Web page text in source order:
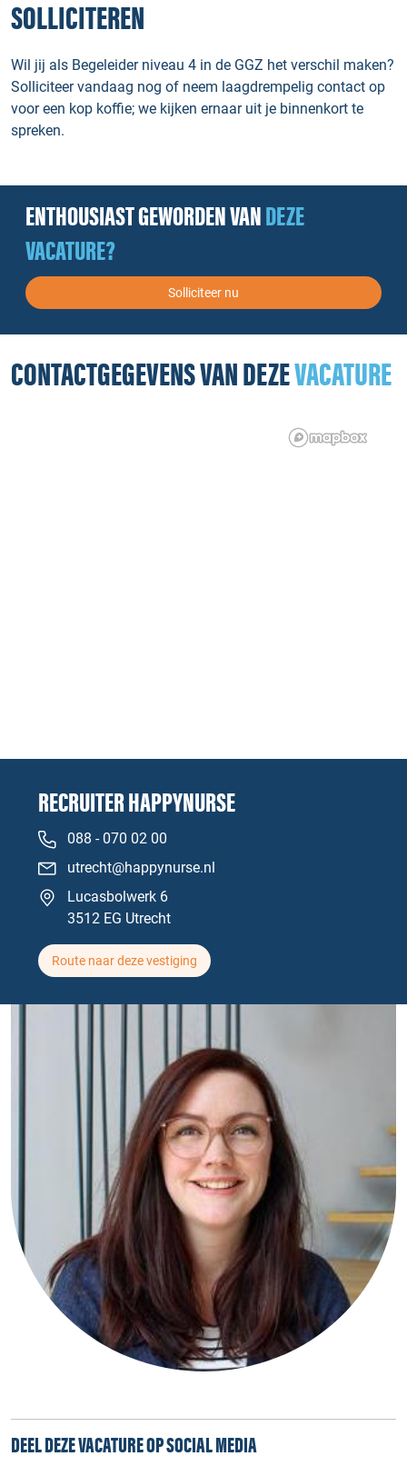
SOLLICITEREN
Wil jij als Begeleider niveau 4 in de GGZ het verschil maken?
Solliciteer vandaag nog of neem laagdrempelig contact op
voor een kop koffie; we kijken ernaar uit je binnenkort te
spreken.
ENTHOUSIAST GEWORDEN VANDEZE
VACATURE?
Solliciteer nu
CONTACTGEGEVENS VAN DEZEVACATURE
RECRUITER HAPPYNURSE
088 - 070 02 00
utrecht@happynurse.nl
Lucasbolwerk 6
3512 EG Utrecht
Route naar deze vestiging
DEEL DEZE VACATURE OP SOCIAL MEDIA